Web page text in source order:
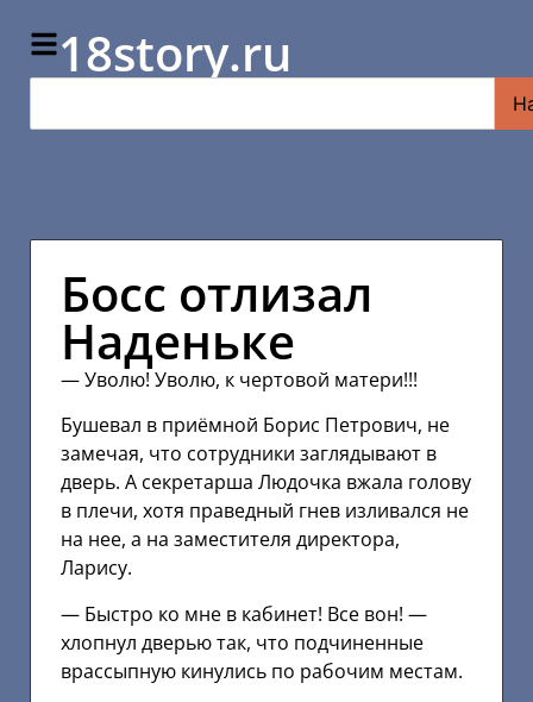
18story.ru
Босс отлизал
Наденьке
— Уволю! Уволю, к чертовой матери!!!
Бушевал в приёмной Борис Петрович, не
замечая, что сотрудники заглядывают в
дверь. А секретарша Людочка вжала голову
в плечи, хотя праведный гнев изливался не
на нее, а на заместителя директора,
Ларису.
— Быстро ко мне в кабинет! Все вон! —
хлопнул дверью так, что подчиненные
врассыпную кинулись по рабочим местам.